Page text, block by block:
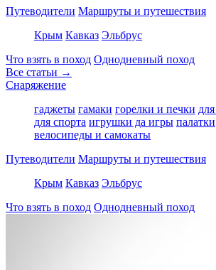
Путеводители Маршруты и путешествия
Крым Кавказ Эльбрус
Что взять в поход Однодневный поход
Все статьи →
Снаряжение
гаджеты гамаки горелки и печки
для спорта игрушки да игры палатки
велосипеды и самокаты
Путеводители Маршруты и путешествия
Крым Кавказ Эльбрус
Что взять в поход Однодневный поход